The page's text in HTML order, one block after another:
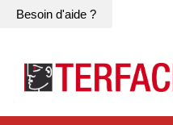
Besoin d'aide ?